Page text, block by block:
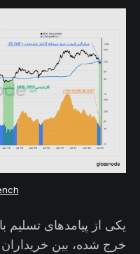
یکی از پیامدهای تسلیم
خرج شده، بین